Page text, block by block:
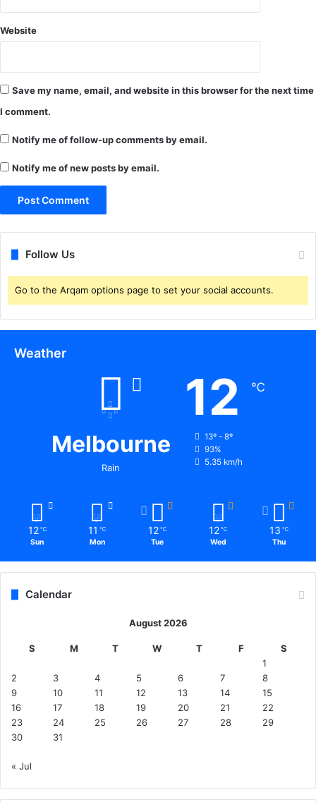
Website
Save my name, email, and website in this browser for the next time
I comment.
Notify me of follow-up comments by email.
Notify me of new posts by email.
Follow Us
Go to the Arqam options page to set your social accounts.
Weather
Melbourne
Rain
12 ℃
13º - 8º
93%
5.35 km/h
12 ℃
Sun
11 ℃
Mon
12 ℃
Tue
12 ℃
Wed
13 ℃
Thu
Calendar
August 2026
S M T W T F
S
1
2
3 4 5 6 7
8
9
10 11 12 13 14
15
16
17 18 19 20 21
22
23
24 25 26 27 28
29
30
31
« Jul